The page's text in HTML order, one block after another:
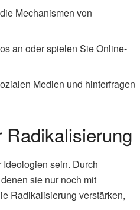
Mechanismen von
an oder spielen Sie Online-
Medien und hinterfragen
sein. Durch
sie nur noch mit
Radikalisierung verstärken,